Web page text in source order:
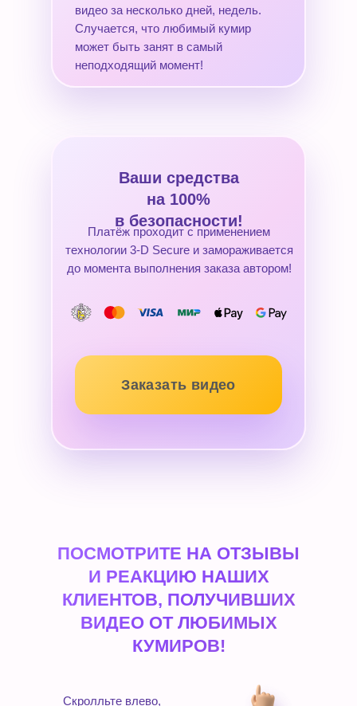
видео за несколько дней, недель.
Случается, что любимый кумир
может быть занят в самый
неподходящий момент!
Платёж проходит с применением
технологии 3-D Secure и замораживается
до момента выполнения заказа автором!
Ваши средства
на 100%
в безопасности!
Заказать видео
ПОСМОТРИТЕ НА ОТЗЫВЫ
И РЕАКЦИЮ НАШИХ
КЛИЕНТОВ, ПОЛУЧИВШИХ
ВИДЕО ОТ ЛЮБИМЫХ
КУМИРОВ!
Скролльте влево,